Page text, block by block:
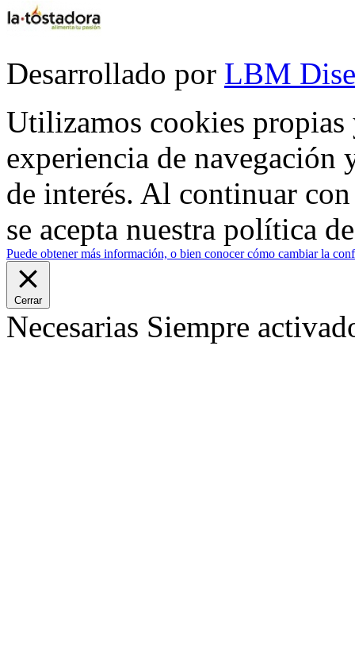
Desarrollado por LBM
Utilizamos cookies propias
experiencia de
de interés. Al continuar
se acepta nuestra política
Puede obtener más información, o bien conocer cómo cambiar la
Cerrar
Necesarias Siempre